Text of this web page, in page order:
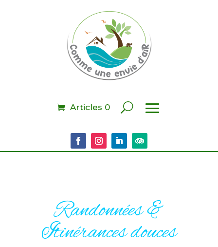
Articles 0
Randonnées &
Itinérances douces